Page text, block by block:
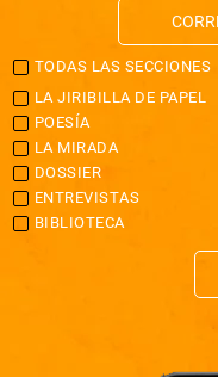
TODAS LAS SECCIONES
LA JIRIBILLA DE PAPEL
POESÍA
LA MIRADA
DOSSIER
ENTREVISTAS
BIBLIOTECA